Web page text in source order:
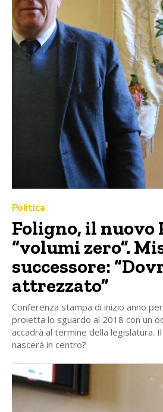
Politica
Foligno, il nuovo
“volumi zero”.
successore:
attrezzato”
Conferenza stampa di inizio anno
proietta lo sguardo al 2018 con un
accadrà al termine della legislatura.
nascerà in centro?